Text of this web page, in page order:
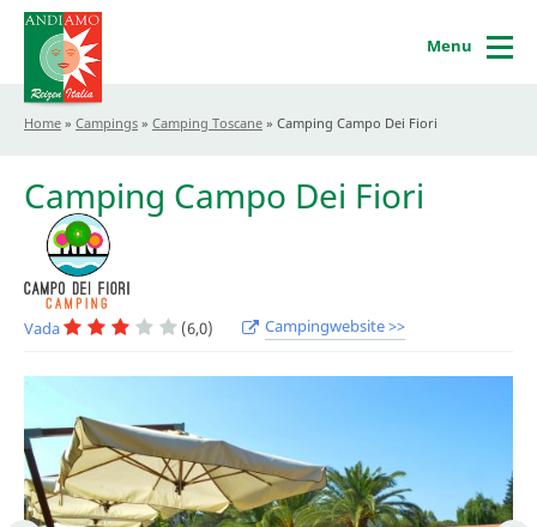
Menu
Home » Campings » Camping Toscane » Camping Campo Dei Fiori
Camping Campo Dei Fiori
Vada (6,0) Campingwebsite >>